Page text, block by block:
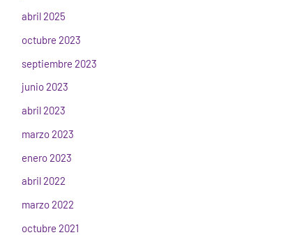
abril 2025
octubre 2023
septiembre 2023
junio 2023
abril 2023
marzo 2023
enero 2023
abril 2022
marzo 2022
octubre 2021